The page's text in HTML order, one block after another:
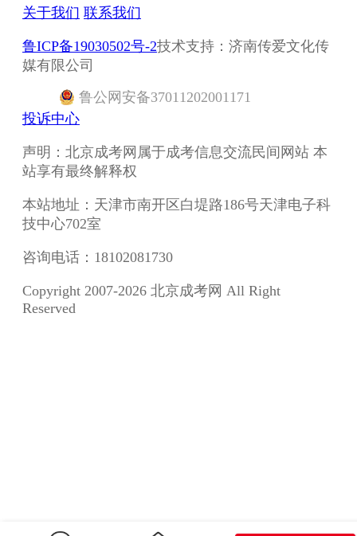
关于我们 联系我们
鲁ICP备19030502号-2技术支持：济南传爱文化传
媒有限公司
鲁公网安备37011202001171
投诉中心
声明：北京成考网属于成考信息交流民间网站 本
站享有最终解释权
本站地址：天津市南开区白堤路186号天津电子科
技中心702室
咨询电话：18102081730
Copyright 2007-2026 北京成考网 All Right
Reserved